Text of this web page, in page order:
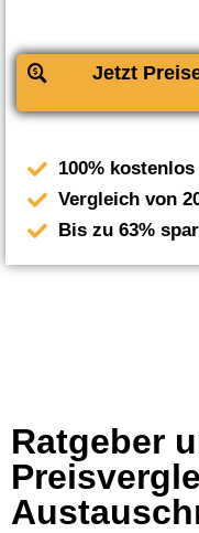
Jetzt
100%
Vergleich von
Bis zu 63%
Ratgeber